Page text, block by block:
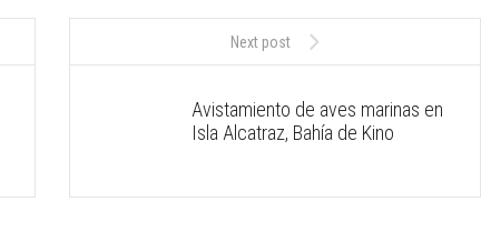
Next post
Avistamiento de aves marinas en
Isla Alcatraz, Bahía de Kino